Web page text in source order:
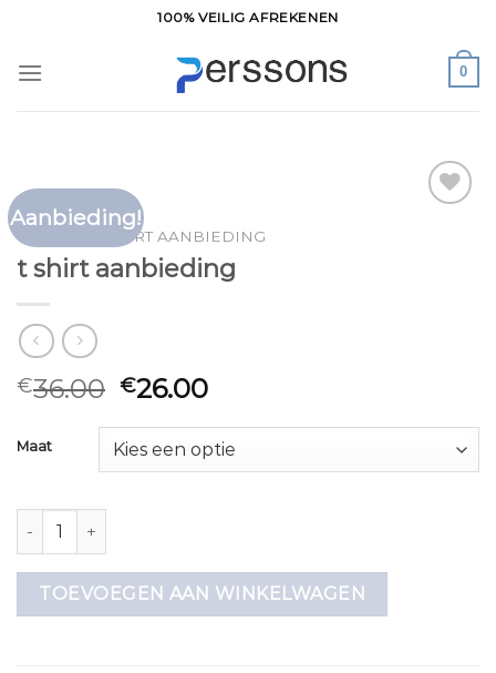
inhoud
100% VEILIG AFREKENEN
0
Aanbieding!
HOME T SHIRT AANBIEDING
t shirt aanbieding
€36.00 €26.00
Maat
t shirt aanbieding aantal
TOEVOEGEN AAN WINKELWAGEN